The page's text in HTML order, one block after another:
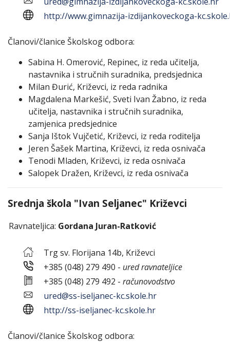
http://www.gimnazija-izdijankoveckoga-
Članovi/članice Školskog odbora:
Sabina H. Omerović, Repinec, iz reda učitelja,
nastavnika i stručnih suradnika, predsjednica
Milan Đurić, Križevci, iz reda radnika
Magdalena Markešić, Sveti Ivan Žabno, iz reda
učitelja, nastavnika i stručnih suradnika,
zamjenica predsjednice
Sanja Ištok Vujčetić, Križevci, iz reda roditelja
Jeren Šašek Martina, Križevci, iz reda osnivača
Tenodi Mladen, Križevci, iz reda osnivača
Salopek Dražen, Križevci, iz reda osnivača
Srednja škola "Ivan Seljanec" Križevci
Ravnateljica: Gordana Juran-Ratković
Trg sv. Florijana 14b, Križevci
+385 (048) 279 490 - ured ravnateljice
+385 (048) 279 492 - računovodstvo
ured@ss-iseljanec-kc.skole.hr
http://ss-iseljanec-kc.skole.hr
Članovi/članice Školskog odbora: